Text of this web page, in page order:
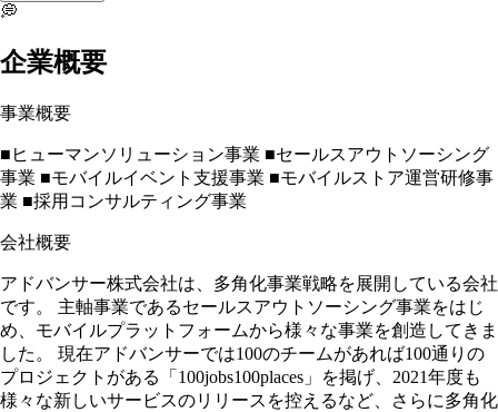
💭
企業概要
事業概要
■ヒューマンソリューション事業 ■セールスアウトソーシング
事業 ■モバイルイベント支援事業 ■モバイルストア運営研修事
業 ■採用コンサルティング事業
会社概要
アドバンサー株式会社は、多角化事業戦略を展開している会社
です。 主軸事業であるセールスアウトソーシング事業をはじ
め、モバイルプラットフォームから様々な事業を創造してきま
した。 現在アドバンサーでは100のチームがあれば100通りの
プロジェクトがある「100jobs100places」を掲げ、2021年度も
様々な新しいサービスのリリースを控えるなど、さらに多角化